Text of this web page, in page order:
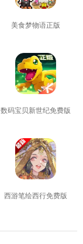
美食梦物语正版
数码宝贝新世纪免费版
西游笔绘西行免费版